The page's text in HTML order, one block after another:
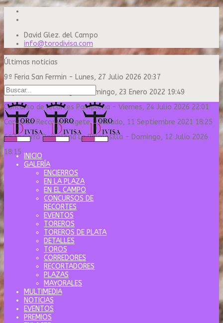
David Glez. del Campo
info@torodivisa.com
Últimas noticias
9ª Feria San Fermin - Lunes, 27 Julio 2026 20:37
Capea Sanse Domingo
Domingo, 23 Enero 2022 19:49
Concurso de recortes Pamplona - Viernes, 24 Julio 2026 22:01
Concurso Recortes Algete-Sábado, 11 Septiembre 2021 18:25
6º Encierro Pamplona La Palmosilla - Domingo, 12 Julio 2026
18:15
INICIO
GALERÍA
ENCIERROS
EN LA PLAZA
EN EL CAMPO
CONCURSOS DE
RECORTES
EVENTOS
TOREROS
TOREROS DE PLATA
DETALLES
TOROS
CORREDORES
RECORTADORES
PLAZAS
MAYORALES
MULTIMEDIA
NOTICIAS
EVENTOS
PREMIOS